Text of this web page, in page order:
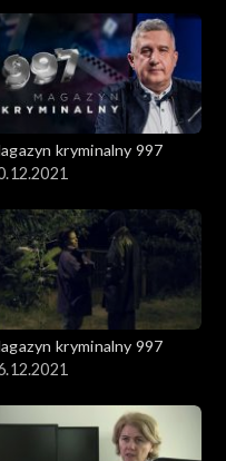
kryminalny 997
kryminalny 997